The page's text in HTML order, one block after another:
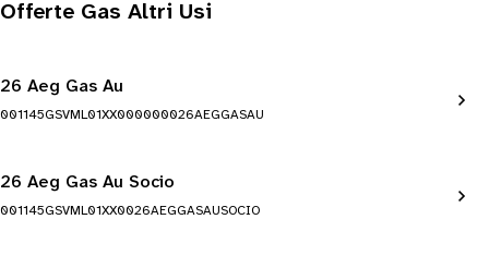
Offerte Gas Altri Usi
26 Aeg Gas Au
001145GSVML01XX000000026AEGGASAU
26 Aeg Gas Au Socio
001145GSVML01XX0026AEGGASAUSOCIO